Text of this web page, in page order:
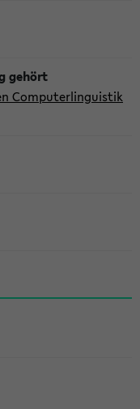
Computerlinguistik